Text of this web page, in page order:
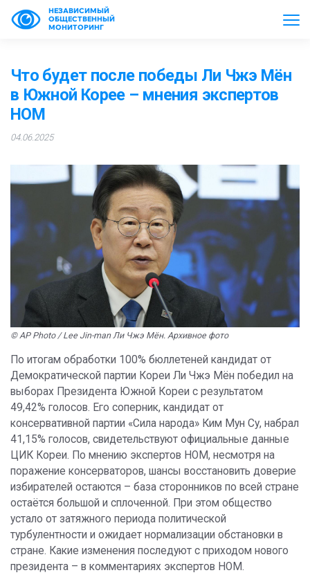
НЕЗАВИСИМЫЙ
ОБЩЕСТВЕННЫЙ
МОНИТОРИНГ
Что будет после победы Ли Чжэ Мён
в Южной Корее – мнения экспертов
НОМ
04.06.2025
© AP Photo / Lee Jin-man Ли Чжэ Мён. Архивное фото
По итогам обработки 100% бюллетеней кандидат от
Демократической партии Кореи Ли Чжэ Мён победил на
выборах Президента Южной Кореи с результатом
49,42% голосов. Его соперник, кандидат от
консервативной партии «Сила народа» Ким Мун Су, набрал
41,15% голосов, свидетельствуют официальные данные
ЦИК Кореи. По мнению экспертов НОМ, несмотря на
поражение консерваторов, шансы восстановить доверие
избирателей остаются – база сторонников по всей стране
остаётся большой и сплоченной. При этом общество
устало от затяжного периода политической
турбулентности и ожидает нормализации обстановки в
стране. Какие изменения последуют с приходом нового
президента – в комментариях экспертов НОМ.